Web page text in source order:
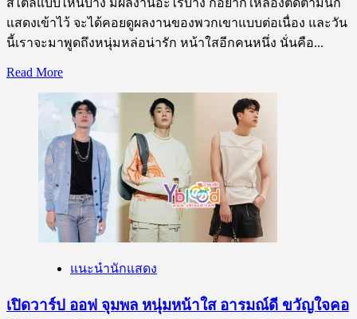
หลง
รัก
ราย
สไตล์แบบไหนบ้าง มีผลงานอะไรบ้าง ก็อยากให้ลองติดตามนัก
แสดงเข้าไว้ จะได้คอยดูผลงานของพวกเขาแบบต่อเนื่อง และวัน
นี้เราจะมาพูดถึงหนุ่มหล่อน่ารัก หน้าใสอีกคนหนึ่ง นั่นคือ...
Read MoreRead
about
เปิด
วาร์
ป
ข้าว
ตัง
ธน
วัฒน์
หล่อ
หน้า
แนะนำนักแสดง
เปิดวาร์ป ออฟ จุมพล หนุ่มหน้าใส อารมณ์ดี ขวัญใจคอ